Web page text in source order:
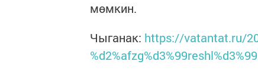
мөмкин.
Чыганак: https://vatantat.ru/